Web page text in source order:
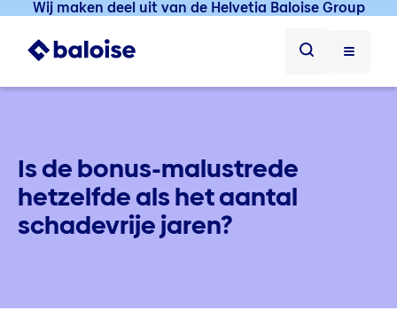
Wij maken deel uit van de Helvetia Baloise Group
Is de bonus-malustrede
hetzelfde als het aantal
schadevrije jaren?